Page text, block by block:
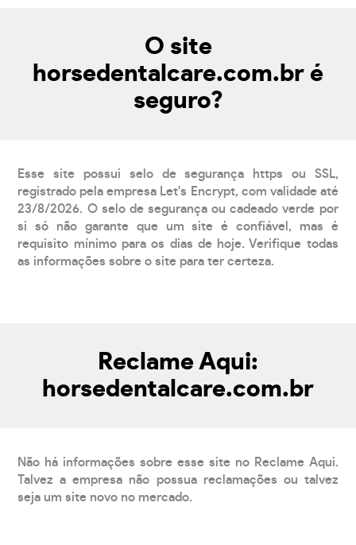
O site
horsedentalcare.com.br é
seguro?
Esse site possui selo de segurança https ou SSL,
registrado pela empresa Let's Encrypt, com validade até
23/8/2026. O selo de segurança ou cadeado verde por
si só não garante que um site é confiável, mas é
requisito mínimo para os dias de hoje. Verifique todas
as informações sobre o site para ter certeza.
Reclame Aqui:
horsedentalcare.com.br
Não há informações sobre esse site no Reclame Aqui.
Talvez a empresa não possua reclamações ou talvez
seja um site novo no mercado.